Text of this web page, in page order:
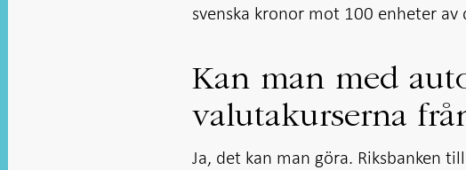
svenska kronor mot 100 enheter
Kan man med
valutakurserna
Ja, det kan man göra. Riksbanken